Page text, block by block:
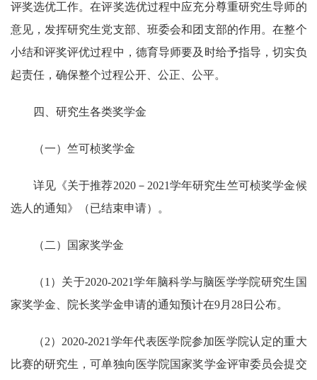
评奖选优工作。在评奖选优过程中应充分尊重研究生导师的
意见，发挥研究生党支部、班委会和团支部的作用。在整个
小结和评奖评优过程中，德育导师要及时给予指导，切实负
起责任，确保整个过程公开、公正、公平。
四、研究生各类奖学金
（一）竺可桢奖学金
详见《关于推荐2020－ 2021学年研究生竺可桢奖学金候
选人的通知》（已结束申请）。
（二）国家奖学金
（1 ）关于2020-2021学年脑科学与脑医学学院研究生国
家奖学金、院长奖学金申请的通知预计在9月 28日公布。
（2） 2020-2021 学年代表医学院参加医学院认定的重大
比赛的研究生，可单独向医学院国家奖学金评审委员会提交